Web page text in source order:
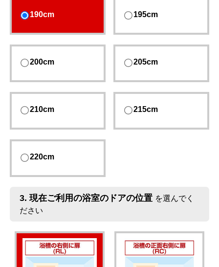
190cm 195cm
200cm 205cm
210cm 215cm
220cm
3. 現在ご利用の浴室のドアの位置 を選んでく
ださい